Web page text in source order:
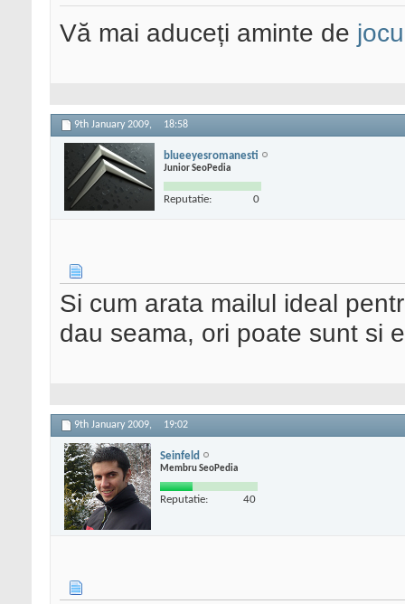
Vă mai aduceți aminte de
9th January 2009, 18:58
blueeyesromanesti
Junior SeoPedia
Reputatie: 0
Si cum arata mailul ideal
dau seama, ori poate sunt si
9th January 2009, 19:02
Seinfeld
Membru SeoPedia
Reputatie: 40